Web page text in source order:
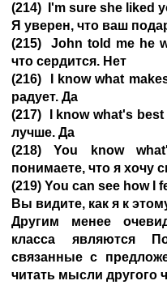
(214) I'm sure she liked
Я уверен, что ваш
(215) John told me he
что сердится. Нет
(216) I know what
радует. Да
(217) I know what's
лучше. Да
(218) You know
понимаете, что я хочу
(219) You can see how I
Вы видите, как я к
Другим менее
класса являются
связанные с
читать мысли другого